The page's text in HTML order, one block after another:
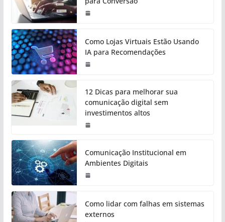
Como Lojas Virtuais Estão Usando
IA para Recomendações
12 Dicas para melhorar sua
comunicação digital sem
investimentos altos
Comunicação Institucional em
Ambientes Digitais
Como lidar com falhas em sistemas
externos